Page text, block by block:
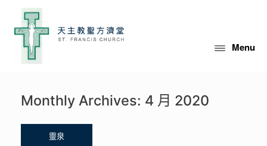
content
Menu
Monthly Archives: 4 月 2020